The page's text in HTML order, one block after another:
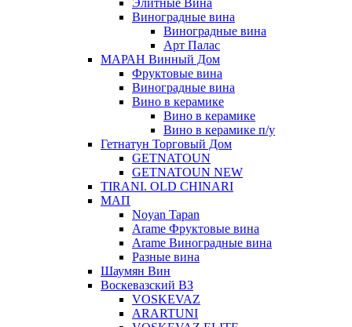
Элитные Вина
Виноградные вина
Виноградные вина
Арт Палас
МАРАН Винный Дом
Фруктовые вина
Виноградные вина
Вино в керамике
Вино в керамике
Вино в керамике п/у
Гетнатун Торговый Дом
GETNATOUN
GETNATOUN NEW
TIRANI. OLD CHINARI
МАП
Noyan Tapan
Arame Фруктовые вина
Arame Виноградные вина
Разные вина
Шаумян Вин
Воскевазский ВЗ
VOSKEVAZ
ARARTUNI